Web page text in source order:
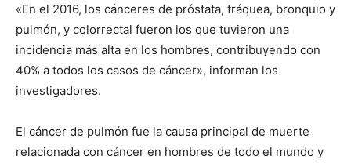
«En el 2016, los cánceres de próstata, tráquea, bronquio y
pulmón, y colorrectal fueron los que tuvieron una
incidencia más alta en los hombres, contribuyendo con
40% a todos los casos de cáncer», informan los
investigadores.
El cáncer de pulmón fue la causa principal de muerte
relacionada con cáncer en hombres de todo el mundo y